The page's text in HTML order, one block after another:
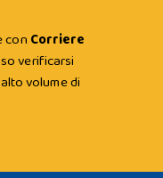
con Corriere
verificarsi
volume di